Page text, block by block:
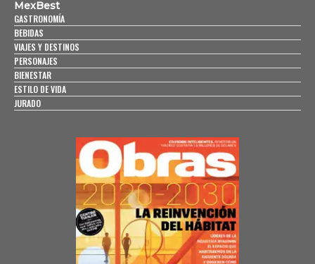
MexBest
GASTRONOMÍA
BEBIDAS
VIAJES Y DESTINOS
PERSONAJES
BIENESTAR
ESTILO DE VIDA
JURADO